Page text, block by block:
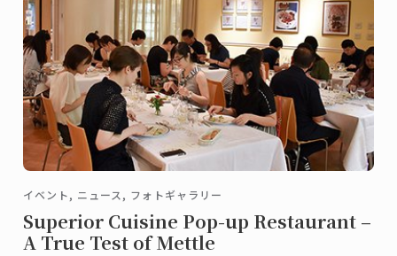
イベント, ニュース, フォトギャラリー
Superior Cuisine Pop-up Restaurant –
A True Test of Mettle